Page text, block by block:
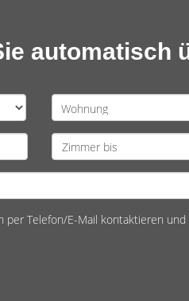
automatisch
per Telefon/E-Mail kontaktieren